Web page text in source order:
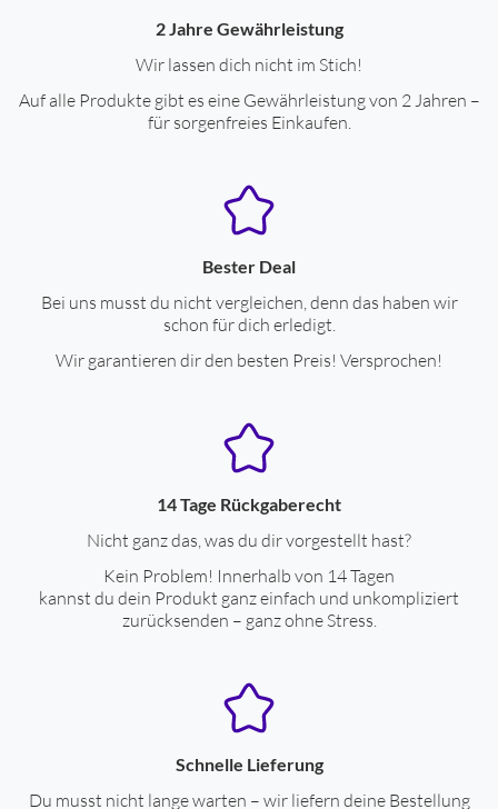
2 Jahre Gewährleistung
Wir lassen dich nicht im Stich!
Auf alle Produkte gibt es eine Gewährleistung von 2 Jahren –
für sorgenfreies Einkaufen.
Bester Deal
Bei uns musst du nicht vergleichen, denn das haben wir
schon für dich erledigt.
Wir garantieren dir den besten Preis! Versprochen!
14 Tage Rückgaberecht
Nicht ganz das, was du dir vorgestellt hast?
Kein Problem! Innerhalb von 14 Tagen
kannst du dein Produkt ganz einfach und unkompliziert
zurücksenden – ganz ohne Stress.
Schnelle Lieferung
Du musst nicht lange warten – wir liefern deine Bestellung